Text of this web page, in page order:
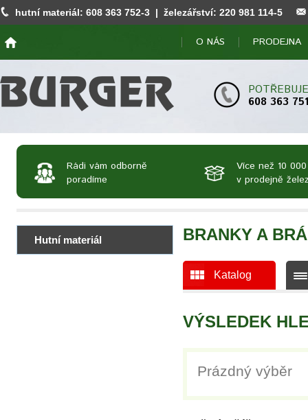
hutní materiál: 608 363 752-3 | železářství: 220 981 114-5
O NÁS PRODEJNA
608 363 751
Rádi vám odborně
poradíme
Více než 10
v prodejně
Hutní materiál BRANKY A
Katalog
VÝSLEDEK
Prázdný výběr